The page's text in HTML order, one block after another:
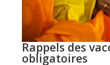
Rappels des
obligatoires